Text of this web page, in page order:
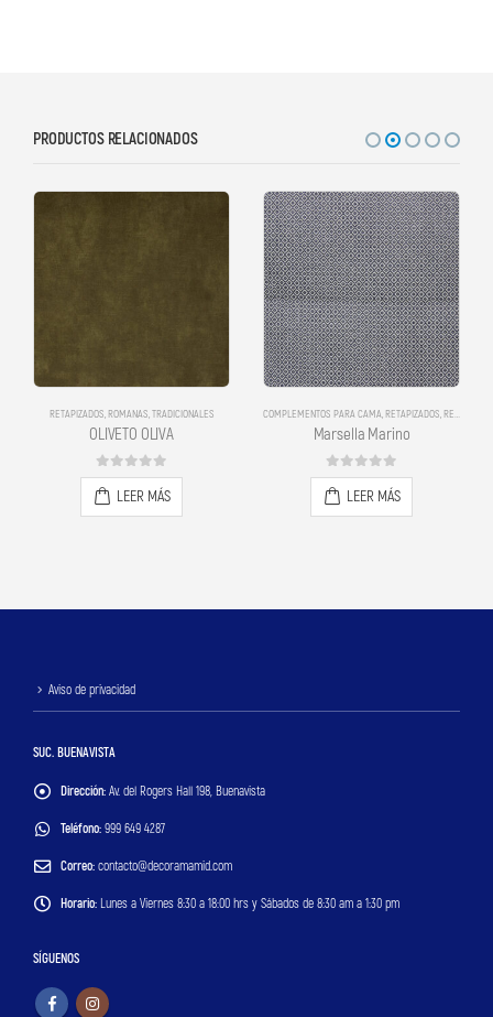
PRODUCTOS RELACIONADOS
COMPLEMENTOS PARA CAMA,RETAPIZADOS
Marsella Marino
0out of 5
LEER MÁS
COMPLEMENTOS PARA CAMA,RETAPIZADOS,RETAPIZADOS
Santorini Gris
0out of 5
LEER MÁS
Aviso de privacidad
SUC. BUENAVISTA
Dirección: Av. del Rogers Hall 198, Buenavista
Teléfono: 999 649 4287
Correo: contacto@decoramamid.com
Horario: Lunes a Viernes 8:30 a 18:00 hrs y Sábados de 8:30 am a 1:30 pm
SÍGUENOS